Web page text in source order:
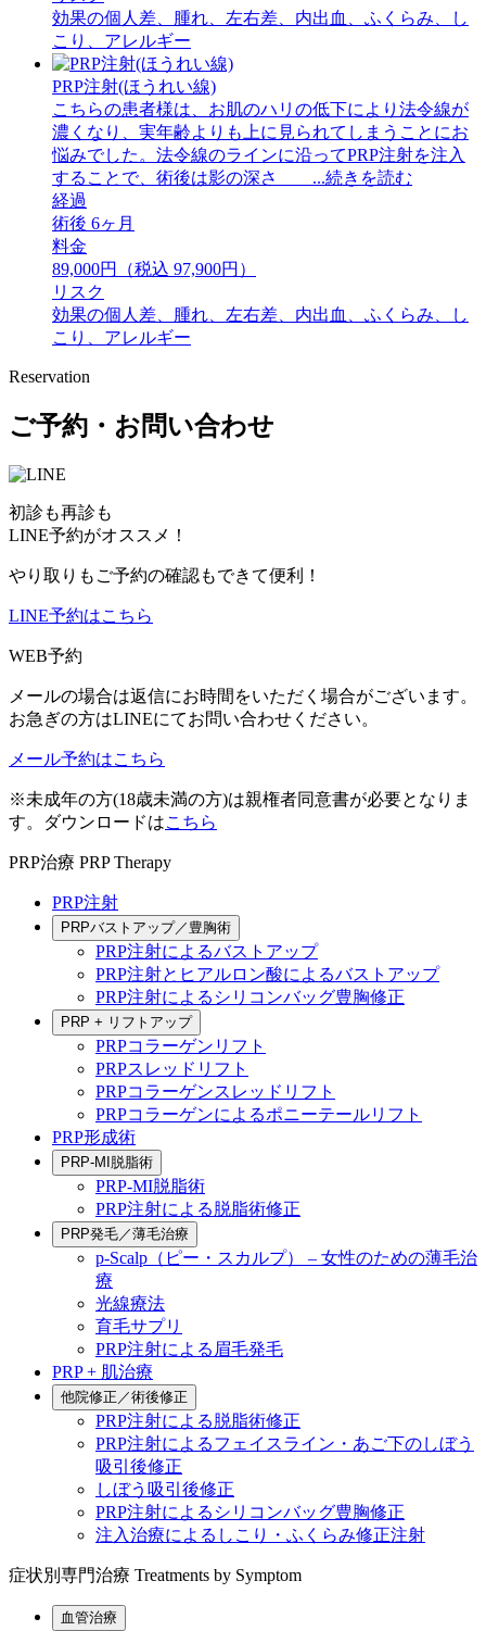
効果の個人差、腫れ、左右差、内出血、ふくらみ、し
こり、アレルギー
PRP注射(ほうれい線)
こちらの患者様は、お肌のハリの低下により法令線が
濃くなり、実年齢よりも上に見られてしまうことにお
悩みでした。法令線のラインに沿ってPRP注射を注入
することで、術後は影の深さ ...続きを読む
経過
術後 6ヶ月
料金
89,000円（税込 97,900円）
リスク
効果の個人差、腫れ、左右差、内出血、ふくらみ、し
こり、アレルギー
Reservation
ご予約・お問い合わせ
初診も再診も
LINE予約がオススメ！
やり取りもご予約の確認もできて便利！
LINE予約はこちら
WEB予約
メールの場合は返信にお時間をいただく場合がございます。
お急ぎの方はLINEにてお問い合わせください。
メール予約はこちら
※未成年の方(18歳未満の方)は親権者同意書が必要となりま
す。ダウンロードはこちら
PRP治療 PRP Therapy
PRP注射
PRPバストアップ／豊胸術
PRP注射によるバストアップ
PRP注射とヒアルロン酸によるバストアップ
PRP注射によるシリコンバッグ豊胸修正
PRP + リフトアップ
PRPコラーゲンリフト
PRPスレッドリフト
PRPコラーゲンスレッドリフト
PRPコラーゲンによるポニーテールリフト
PRP形成術
PRP-MI脱脂術
PRP-MI脱脂術
PRP注射による脱脂術修正
PRP発毛／薄毛治療
p-Scalp（ピー・スカルプ） – 女性のための薄毛治
療
光線療法
育毛サプリ
PRP注射による眉毛発毛
PRP + 肌治療
他院修正／術後修正
PRP注射による脱脂術修正
PRP注射によるフェイスライン・あご下のしぼう
吸引後修正
しぼう吸引後修正
PRP注射によるシリコンバッグ豊胸修正
注入治療によるしこり・ふくらみ修正注射
症状別専門治療 Treatments by Symptom
血管治療